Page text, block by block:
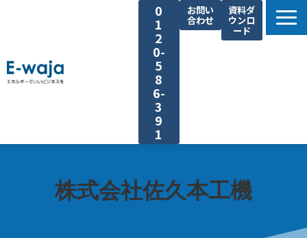
0
1
2
0-
5
8
6-
3
9
1
お問い
合わせ
資料ダ
ウンロ
ード
サービス一覧
業種別ご提案
株式会社佐久本工機